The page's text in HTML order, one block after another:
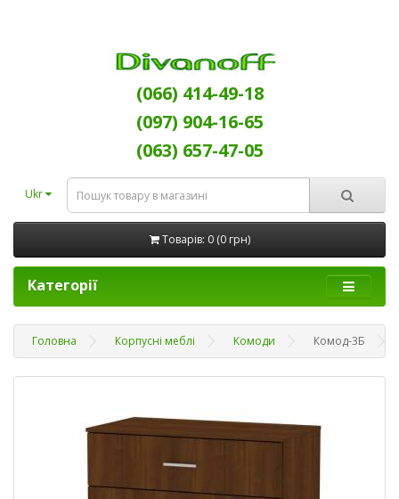
(066) 414-49-18
(097) 904-16-65
(063) 657-47-05
Ukr
Товарів: 0 (0 грн)
Категорії
Головна Корпусні меблі Комоди Комод-3Б